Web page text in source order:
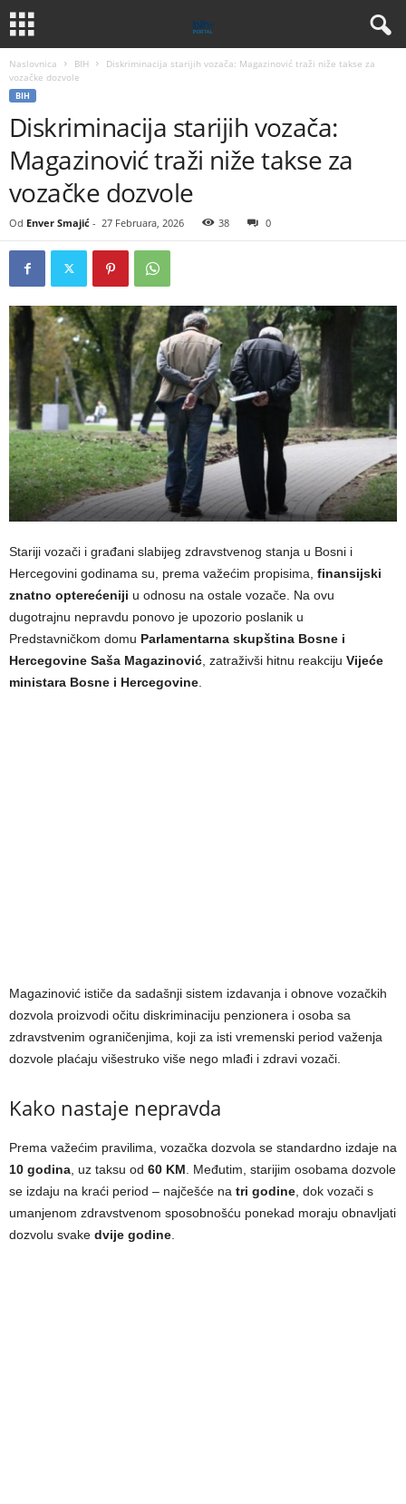
Naslovnica BIH
Diskriminacija starijih vozača: Magazinović traži niže takse za
vozačke dozvole
BIH
Diskriminacija starijih vozača:
Magazinović traži niže takse za
vozačke dozvole
Od Enver Smajić - 27 Februara, 2026 38 0
Stariji vozači i građani slabijeg zdravstvenog stanja u Bosni i
Hercegovini godinama su, prema važećim propisima, finansijski
znatno opterećeniji u odnosu na ostale vozače. Na ovu
dugotrajnu nepravdu ponovo je upozorio poslanik u
Predstavničkom domu Parlamentarna skupština Bosne i
Hercegovine Saša Magazinović , zatraživši hitnu reakciju Vijeće
ministara Bosne i Hercegovine
Magazinović ističe da sadašnji sistem izdavanja i obnove vozačkih
dozvola proizvodi očitu diskriminaciju penzionera i osoba sa
zdravstvenim ograničenjima, koji za isti vremenski period važenja
dozvole plaćaju višestruko više nego mlađi i zdravi vozači.
Kako nastaje nepravda
Prema važećim pravilima, vozačka dozvola se standardno izdaje na
10 godina , uz taksu od 60 KM . Međutim, starijim osobama dozvole
se izdaju na kraći period – najčešće na tri godine , dok vozači s
umanjenom zdravstvenom sposobnošću ponekad moraju obnavljati
dozvolu svake dvije godine